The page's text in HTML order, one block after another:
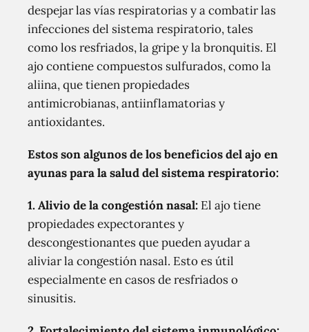
despejar las vías respiratorias y a combatir las
infecciones del sistema respiratorio, tales
como los resfriados, la gripe y la bronquitis. El
ajo contiene compuestos sulfurados, como la
aliina, que tienen propiedades
antimicrobianas, antiinflamatorias y
antioxidantes.
Estos son algunos de los beneficios del ajo en
ayunas para la salud del sistema respiratorio:
1. Alivio de la congestión nasal: El ajo tiene
propiedades expectorantes y
descongestionantes que pueden ayudar a
aliviar la congestión nasal. Esto es útil
especialmente en casos de resfriados o
sinusitis.